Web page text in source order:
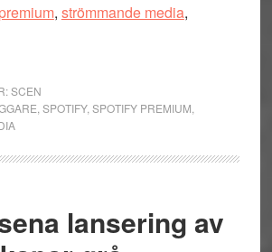
, strömmande media,
SCEN
SPOTIFY, SPOTIFY PREMIUM
lansering av